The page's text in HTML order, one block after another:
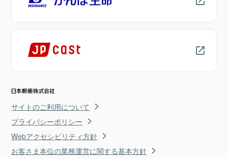
サイトのご利用について
プライバシーポリシー
Webアクセシビリティ方針
お客さま本位の業務運営に関する基本方針